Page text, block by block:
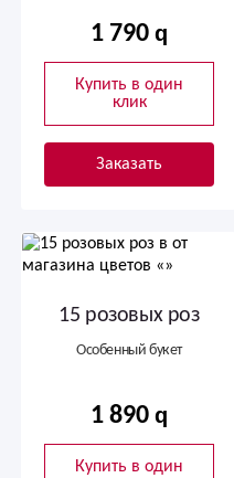
1 790
Купить в один
клик
Заказать
15 розовых роз
Особенный букет
1 890
Купить в один